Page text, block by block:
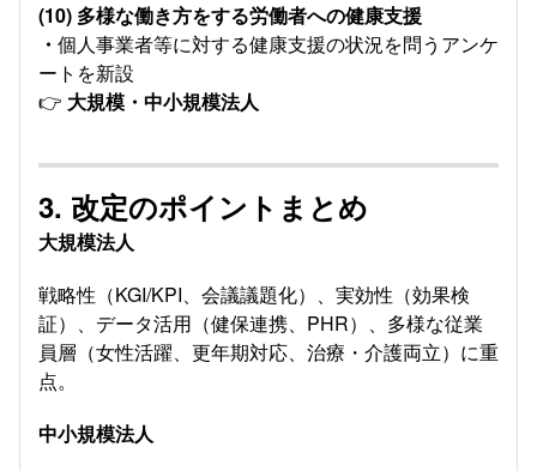
(10) 多様な働き方をする労働者への健康支援
・ 個人事業者等に対する健康支援の状況を問うアンケ
ートを新設
👉 大規模・中小規模法人
3. 改定のポイントまとめ
大規模法人
戦略性（KGI/KPI、会議議題化）、実効性（効果検
証）、データ活用（健保連携、PHR）、多様な従業
員層（女性活躍、更年期対応、治療・介護両立）に重
点。
中小規模法人